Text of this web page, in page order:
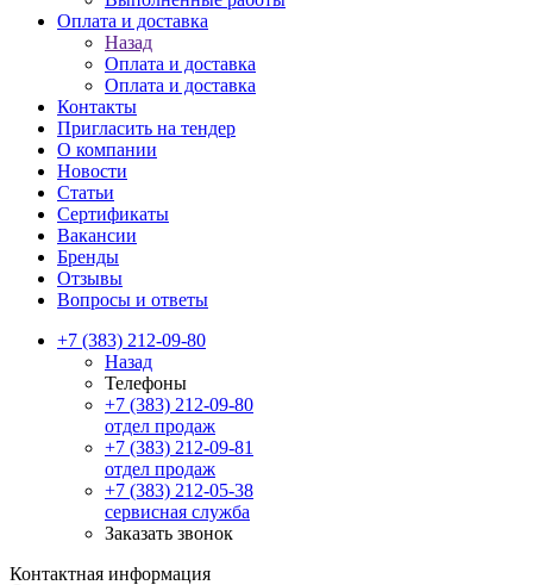
Оплата и доставка
Назад
Оплата и доставка
Оплата и доставка
Контакты
Пригласить на тендер
О компании
Новости
Статьи
Сертификаты
Вакансии
Бренды
Отзывы
Вопросы и ответы
+7 (383) 212-09-80
Назад
Телефоны
+7 (383) 212-09-80
отдел продаж
+7 (383) 212-09-81
отдел продаж
+7 (383) 212-05-38
сервисная служба
Заказать звонок
Контактная информация